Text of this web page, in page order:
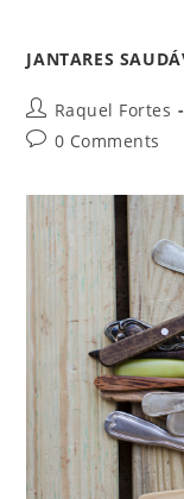
JANTARES
Raquel Fortes
0 Comments